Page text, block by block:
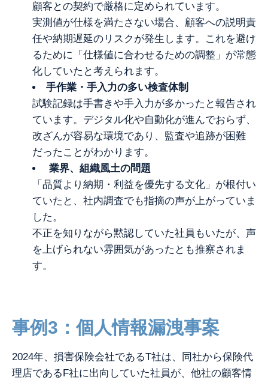
顧客との契約で厳格に定められています。
実測値が仕様を満たさない場合、顧客への説明責
任や納期遅延のリスクが発生します。これを避け
るために「仕様値に合わせるための調整」が常態
化していたと考えられます。
手作業・手入力の多い検査体制
試験記録は手書きや手入力が多かったと報告され
ています。デジタル化や自動化が進んでおらず、
改ざんが容易な環境であり、監査や追跡が困難
だったことがわかります。
業界、組織風土の問題
「品質より納期・利益を優先する文化」が根付い
ていたと、社内調査でも指摘の声が上がっていま
した。
不正を知りながら黙認していた社員もいたが、声
を上げられない雰囲気があったとも推察されま
す。
事例3：個人情報漏洩事案
2024年、損害保険会社であるT社は、同社から保険代
理店であるF社に出向していた社員が、他社の顧客情